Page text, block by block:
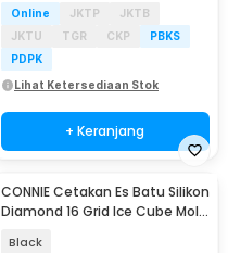
Online JKTP
JKTB
JKTU
TGR CKP
PBKS
PDPK
Lihat Ketersediaan Stok
+ Keranjang
CONNIE Cetakan Es Batu Silikon
Diamond 16 Grid Ice Cube Mold
Black